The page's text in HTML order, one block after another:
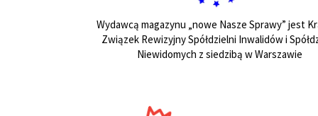
Wydawcą magazynu „nowe Nasze Sprawy” jest
Związek Rewizyjny Spółdzielni Inwalidów i
Niewidomych z siedzibą w Warszawie